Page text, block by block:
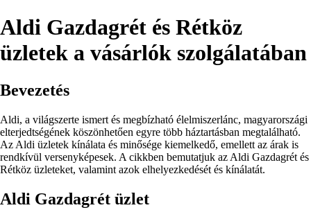
Aldi Gazdagrét és Rétköz
üzletek a vásárlók szolgálatában
Bevezetés
Aldi, a világszerte ismert és megbízható élelmiszerlánc, magyarországi
elterjedtségének köszönhetően egyre több háztartásban megtalálható.
Az Aldi üzletek kínálata és minősége kiemelkedő, emellett az árak is
rendkívül versenyképesek. A cikkben bemutatjuk az Aldi Gazdagrét és
Rétköz üzleteket, valamint azok elhelyezkedését és kínálatát.
Aldi Gazdagrét üzlet